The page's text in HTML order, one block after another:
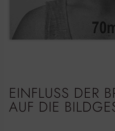
EINFLUSS DER
AUF DIE